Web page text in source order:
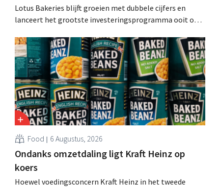
Lotus Bakeries blijft groeien met dubbele cijfers en
lanceert het grootste investeringsprogramma ooit om
moeten dit momentum grijpen”.
Food 6 Augustus, 2026
Ondanks omzetdaling ligt Kraft Heinz op
koers
Hoewel voedingsconcern Kraft Heinz in het tweede